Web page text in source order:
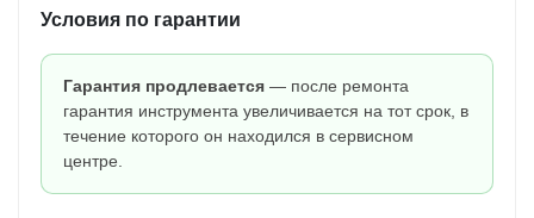
Условия по гарантии
Гарантия продлевается — после ремонта
гарантия инструмента увеличивается на тот срок, в
течение которого он находился в сервисном
центре.